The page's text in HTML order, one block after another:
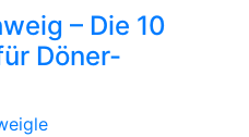
– Die 10
Döner-